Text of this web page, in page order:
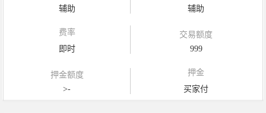
辅助
辅助
费率
即时
交易额度
999
押金额度
>-
押金
买家付